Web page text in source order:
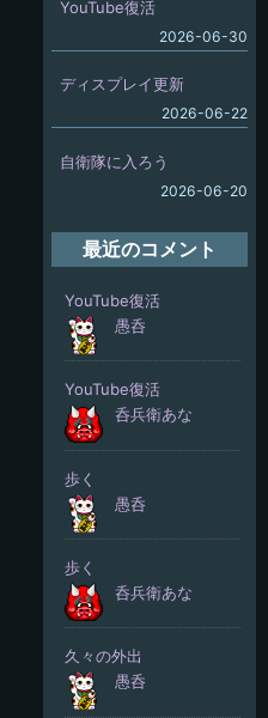
YouTube復活
2026-06-30
ディスプレイ更新
2026-06-22
自衛隊に入ろう
2026-06-20
最近のコメント